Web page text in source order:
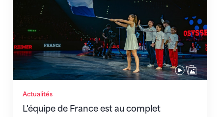
Actualités
L'équipe de France est au complet